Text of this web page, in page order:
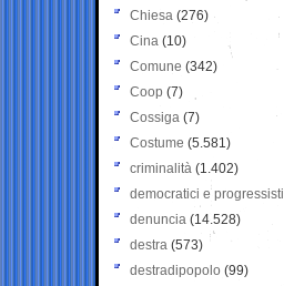
Chiesa (276)
Cina (10)
Comune (342)
Coop (7)
Cossiga (7)
Costume (5.581)
criminalità (1.402)
democratici e progressisti
denuncia (14.528)
destra (573)
destradipopolo (99)